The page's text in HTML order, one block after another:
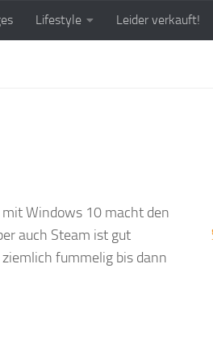
Lifestyle Leider verkauft!
Windows 10 macht den
auch Steam ist gut
fummelig bis dann